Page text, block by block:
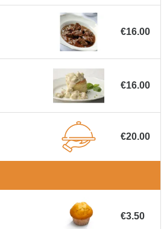
€16.00
€16.00
€20.00
€3.50